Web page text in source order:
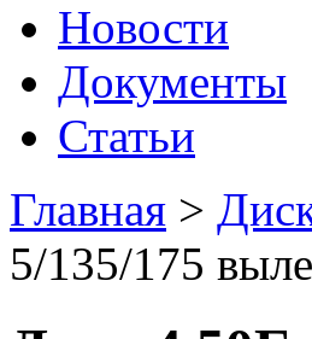
Новости
Документы
Статьи
Главная >
5/135/175